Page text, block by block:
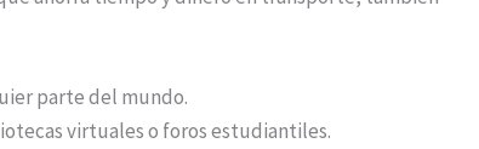
parte del mundo.
virtuales o foros estudiantiles.